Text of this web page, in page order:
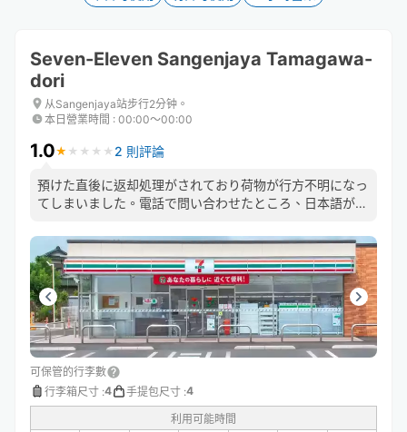
keyboard
shortcuts
for
changing
to
keyboard
for
changing
Seven-Eleven Sangenjaya Tamagawa-
dori
从Sangenjaya站步行2分钟。
本日營業時間 : 00:00〜00:00
1.0★ ★ ★ ★ ★
★ ★ ★ ★ ★ 2 則評論
預けた直後に返却処理がされており荷物が行方不明になっ
てしまいました。電話で問い合わせたところ、日本語が達
も関わらず「明日取りに来る時に現金で2,500円持ってき
て」と言いだしました。
可保管的行李數
行李箱尺寸 :4 手提包尺寸 :4
利用可能時間